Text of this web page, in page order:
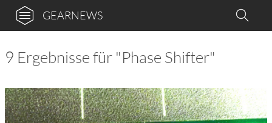
GEARNEWS
9 Ergebnisse für "Phase Shifter"